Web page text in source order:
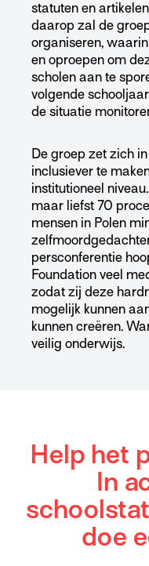
statuten en
daarop zal de
organiseren,
en oproepen om
scholen aan te
volgende
de situatie
De groep zet zich
inclusiever te
institutioneel
maar liefst 70
mensen in Polen
persconferentie
Foundation veel
zodat zij deze
mogelijk kunnen
kunnen creëren.
veilig onderwijs.
Help het
In
doe